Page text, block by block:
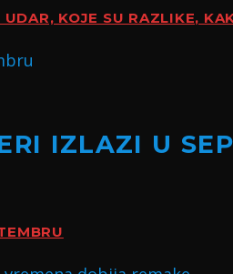
KOJE SU RAZLIKE,
IZLAZI U